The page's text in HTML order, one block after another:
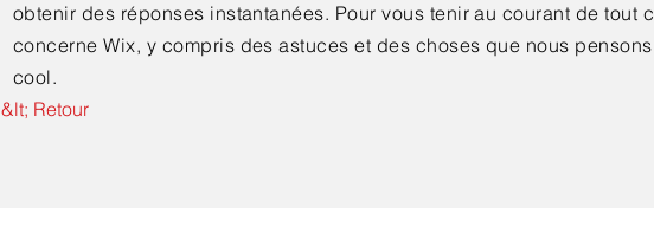
obtenir des réponses instantanées. Pour vous tenir au courant de tout
concerne Wix, y compris des astuces et des choses que nous
cool.
&lt; Retour